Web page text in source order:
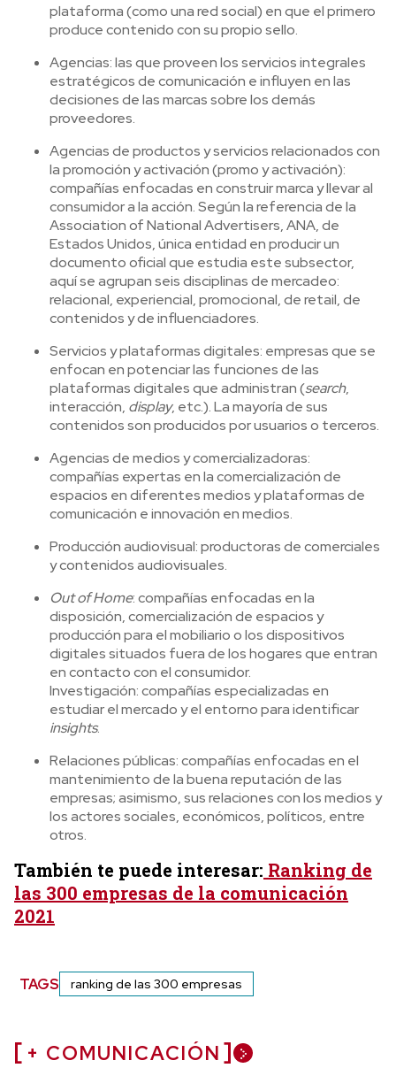
plataforma (como una red social) en que el primero
produce contenido con su propio sello.
Agencias: las que proveen los servicios integrales
estratégicos de comunicación e influyen en las
decisiones de las marcas sobre los demás
proveedores.
Agencias de productos y servicios relacionados con
la promoción y activación (promo y activación):
compañías enfocadas en construir marca y llevar al
consumidor a la acción. Según la referencia de la
Association of National Advertisers, ANA, de
Estados Unidos, única entidad en producir un
documento oficial que estudia este subsector,
aquí se agrupan seis disciplinas de mercadeo:
relacional, experiencial, promocional, de retail, de
contenidos y de influenciadores.
Servicios y plataformas digitales: empresas que se
enfocan en potenciar las funciones de las
plataformas digitales que administran (search,
interacción, display, etc.). La mayoría de sus
contenidos son producidos por usuarios o terceros.
Agencias de medios y comercializadoras:
compañías expertas en la comercialización de
espacios en diferentes medios y plataformas de
comunicación e innovación en medios.
Producción audiovisual: productoras de comerciales
y contenidos audiovisuales.
Out of Home: compañías enfocadas en la
disposición, comercialización de espacios y
producción para el mobiliario o los dispositivos
digitales situados fuera de los hogares que entran
en contacto con el consumidor.
Investigación: compañías especializadas en
estudiar el mercado y el entorno para identificar
insights.
Relaciones públicas: compañías enfocadas en el
mantenimiento de la buena reputación de las
empresas; asimismo, sus relaciones con los medios y
los actores sociales, económicos, políticos, entre
otros.
También te puede interesar: Ranking de
las 300 empresas de la comunicación
2021
TAGS ranking de las 300 empresas
+ COMUNICACIÓN